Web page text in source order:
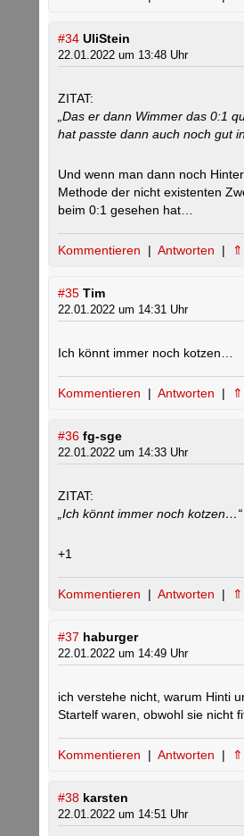
#34 UliStein
22.01.2022 um 13:48 Uhr
ZITAT:
„Das er dann Wimmer das 0:1
hat passte dann auch noch gut
Und wenn man dann noch
Methode der nicht existenten
beim 0:1 gesehen hat…
Kommentieren | Antworten |
#35 Tim
22.01.2022 um 14:31 Uhr
Ich könnt immer noch kotzen…
Kommentieren | Antworten |
#36 fg-sge
22.01.2022 um 14:33 Uhr
ZITAT:
„Ich könnt immer noch kotzen…“
+1
Kommentieren | Antworten |
#37 haburger
22.01.2022 um 14:49 Uhr
ich verstehe nicht, warum Hinti
Startelf waren, obwohl sie nicht
Kommentieren | Antworten |
#38 karsten
22.01.2022 um 14:51 Uhr